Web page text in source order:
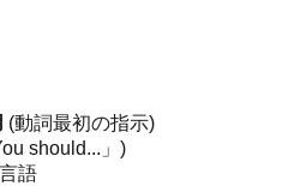
(動詞最初の指示)
should...」)
語